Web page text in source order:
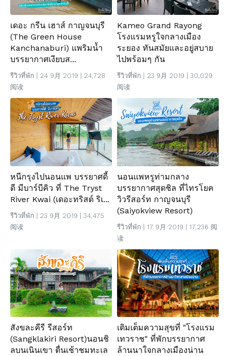
เดอะ กรีน เฮาส์ กาญจนบุรี
(The Green House
Kanchanaburi) แพริมน้ำ
บรรยากาศเงียบส...
รีวิวที่พัก | 24 9月 2019 | 24,728
阅读
Kameo Grand Rayong
โรงแรมหรูใจกลางเมือง
ระยอง ทันสมัยและอยู่สบาย
ไปพร้อมๆ กัน
รีวิวที่พัก | 23 9月 2019 | 30,029
阅读
หนีกรุงไปนอนแพ บรรยาศดี้
ดี มีบาร์บีคิว ที่ The Tryst
River Kwai (เดอะทริสต์ ริเ...
รีวิวที่พัก | 23 9月 2019 | 34,475
阅读
นอนแพหรูท่ามกลาง
บรรยากาศสุดชิล ที่ไทรโยค
วิวรีสอร์ท กาญจนบุรี
(Saiyokview Resort)
รีวิวที่พัก | 17 9月 2019 | 17,236 阅
读
สังขละคีรี รีสอร์ท
(Sangklakiri Resort)นอนชิ
ลบนเนินเขา ตื่นเช้าชมทะเล
เติมเต็มความสุขที่ "โรงแรม
เทวราช" ที่พักบรรยากาศ
ล้านนาใจกลางเมืองน่าน